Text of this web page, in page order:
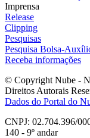
Imprensa
Release
Clipping
Pesquisas
Pesquisa Bolsa-
Receba informações
© Copyright Nube -
Direitos Autorais
Dados do Portal do
CNPJ: 02.704.396/
140 - 9º andar